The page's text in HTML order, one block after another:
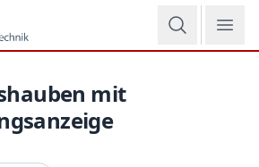
mit